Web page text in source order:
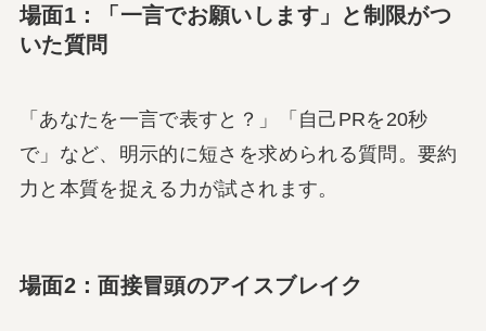
場面1：「一言でお願いします」と制限がつ
いた質問
「あなたを一言で表すと？」「自己PRを20秒
で」など、明示的に短さを求められる質問。要約
力と本質を捉える力が試されます。
場面2：面接冒頭のアイスブレイク